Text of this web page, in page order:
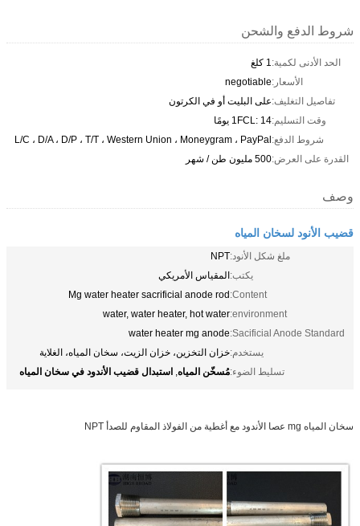
شروط الدفع والشحن
الحد الأدنى لكمية:1 كلغ
الأسعار:negotiable
تفاصيل التغليف:على البليت أو في الكرتون
وقت التسليم:1FCL: 14 يومًا
شروط الدفع:L/C ، D/A ، D/P ، T/T ، Western Union ، Moneygram ، PayPal
القدرة على العرض:500 مليون طن / شهر
وصف
قضيب الأنود لسخان المياه
ملغ شكل الأنود:NPT
يكتب:المقياس الأمريكي
Content:
Mg water heater sacrificial anode rod
environment:
water, water heater, hot water
Sacificial Anode Standard:
water heater mg anode
يستخدم:خزان التخزين، خزان الزيت، سخان المياه، الغلاية
تسليط الضوء:مُسخّن المياه, استبدال قضيب الأندود في سخان المياه
سخان المياه mg عصا الأندود مع أغطية من الفولاذ المقاوم للصدأ NPT